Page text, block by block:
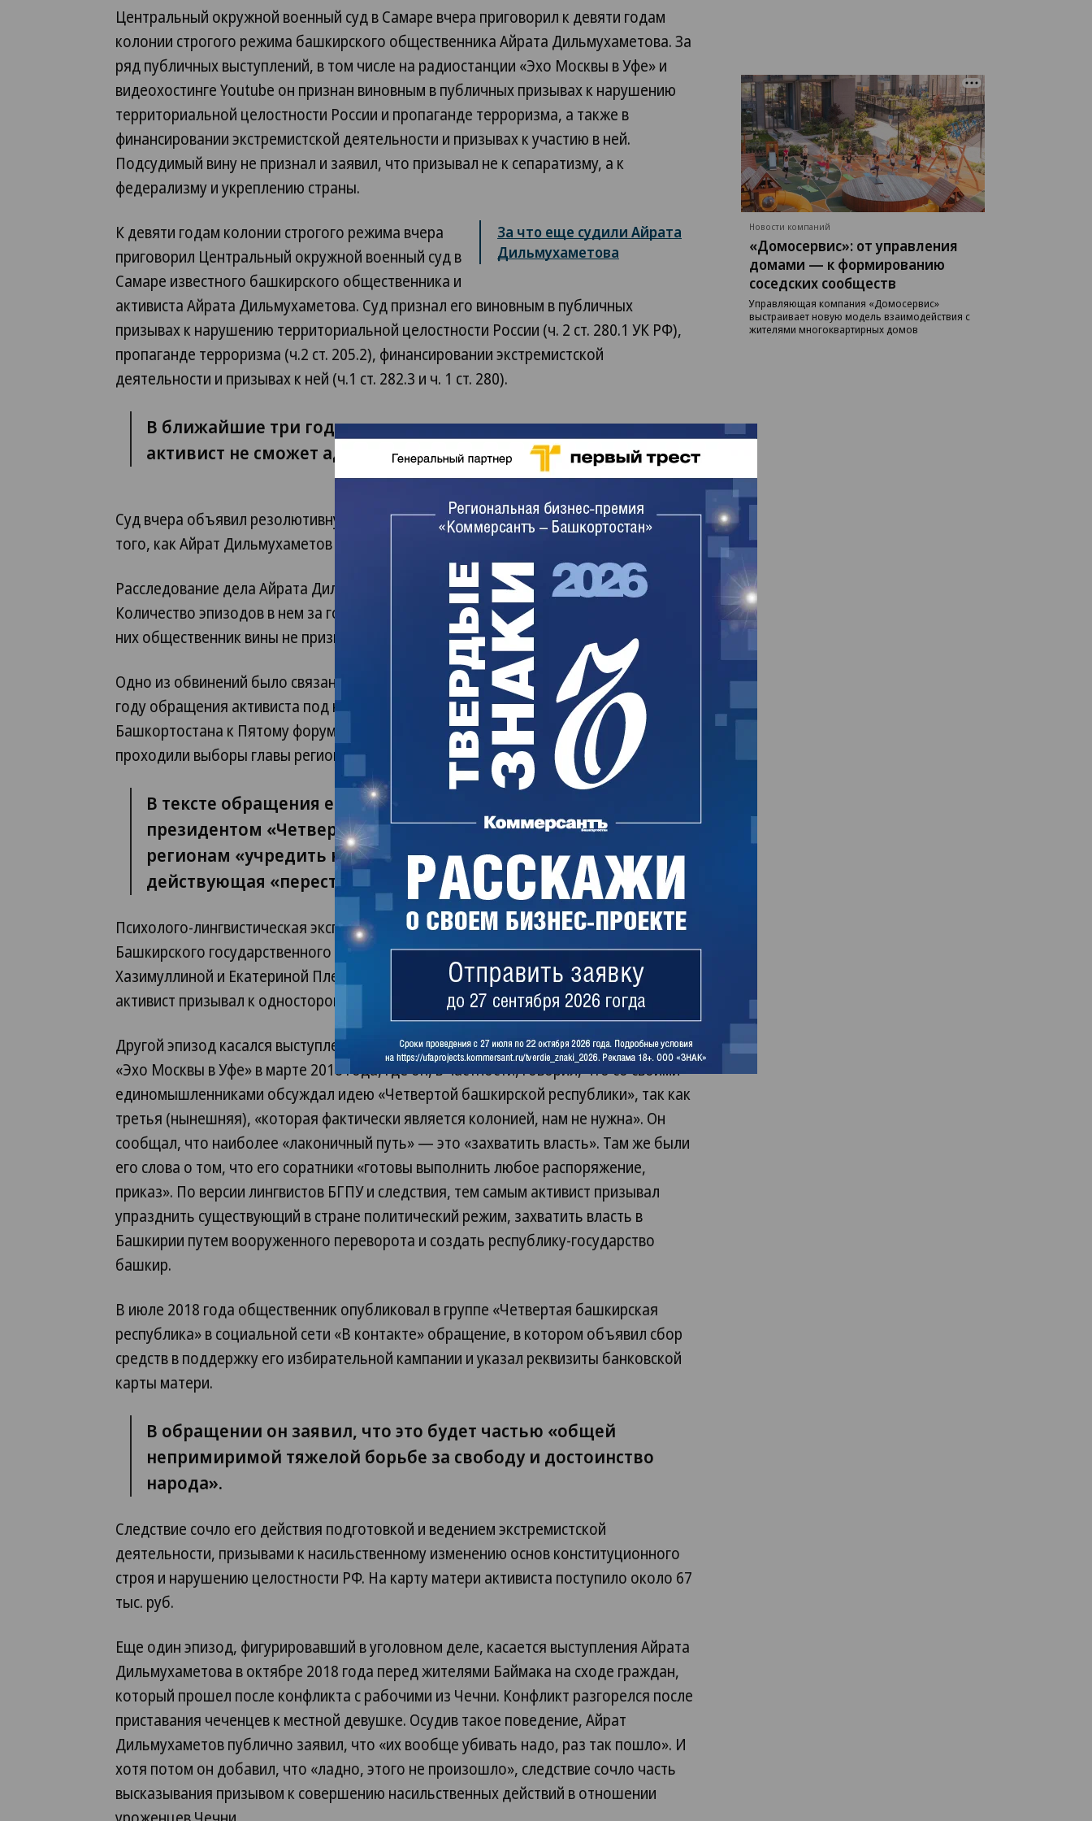
Центральный окружной военный суд в Самаре вчера приговорил к девяти годам
колонии строгого режима башкирского общественника Айрата Дильмухаметова. За
ряд публичных выступлений, в том числе на радиостанции «Эхо Москвы в Уфе» и
видеохостинге Youtube он признан виновным в публичных призывах к нарушению
территориальной целостности России и пропаганде терроризма, а также в
финансировании экстремистской деятельности и призывах к участию в ней.
Подсудимый вину не признал и заявил, что призывал не к сепаратизму, а к
федерализму и укреплению страны.
За что еще судили Айрата
Дильмухаметова
К девяти годам колонии строгого режима вчера
приговорил Центральный окружной военный суд в
Самаре известного башкирского общественника и
активиста Айрата Дильмухаметова. Суд признал его виновным в публичных
призывах к нарушению территориальной целостности России (ч. 2 ст. 280.1 УК РФ),
пропаганде терроризма (ч.2 ст. 205.2), финансировании экстремистской
деятельности и призывах к ней (ч.1 ст. 282.3 и ч. 1 ст. 280).
В ближайшие три года, согласно решению военного суда,
активист не сможет администрировать какие-либо сайты.
Суд вчера объявил резолютивную часть приговора через несколько часов после
того, как Айрат Дильмухаметов выступил с последним словом.
Расследование дела Айрата Дильмухаметова вело башкирское управление УФСБ.
Количество эпизодов в нем за год увеличилось с одного до пяти. Ни по одному из
них общественник вины не признал.
Одно из обвинений было связано с публикацией на видеохостинге Youtube в 2018
году обращения активиста под названием «Обращение кандидата в президенты
Башкортостана к Пятому форуму свободной России» (в Башкирии в том году
проходили выборы главы региона).
В тексте обращения его автор сообщал, что после избрания
президентом «Четвертой башкирской республики» предложит
регионам «учредить новую федерацию снизу», так как
действующая «перестала быть федерацией».
Психолого-лингвистическая экспертиза, проведенная по заказу УФСБ сотрудниками
Башкирского государственного педагогического университета (БГПУ) Еленой
Хазимуллиной и Екатериной Плехановой, сделала вывод, что в этом обращении
активист призывал к одностороннему выходу Башкирии из состава России.
Другой эпизод касался выступления Айрата Дильмухаметова в эфире радиостанции
«Эхо Москвы в Уфе» в марте 2018 года, где он, в частности, говорил, что со своими
единомышленниками обсуждал идею «Четвертой башкирской республики», так как
третья (нынешняя), «которая фактически является колонией, нам не нужна». Он
сообщал, что наиболее «лаконичный путь» — это «захватить власть». Там же были
его слова о том, что его соратники «готовы выполнить любое распоряжение,
приказ». По версии лингвистов БГПУ и следствия, тем самым активист призывал
упразднить существующий в стране политический режим, захватить власть в
Башкирии путем вооруженного переворота и создать республику-государство
башкир.
В июле 2018 года общественник опубликовал в группе «Четвертая башкирская
республика» в социальной сети «В контакте» обращение, в котором объявил сбор
средств в поддержку его избирательной кампании и указал реквизиты банковской
карты матери.
В обращении он заявил, что это будет частью «общей
непримиримой тяжелой борьбе за свободу и достоинство
народа».
Следствие сочло его действия подготовкой и ведением экстремистской
деятельности, призывами к насильственному изменению основ конституционного
строя и нарушению целостности РФ. На карту матери активиста поступило около 67
тыс. руб.
Еще один эпизод, фигурировавший в уголовном деле, касается выступления Айрата
Дильмухаметова в октябре 2018 года перед жителями Баймака на сходе граждан,
который прошел после конфликта с рабочими из Чечни. Конфликт разгорелся после
приставания чеченцев к местной девушке. Осудив такое поведение, Айрат
Дильмухаметов публично заявил, что «их вообще убивать надо, раз так пошло». И
хотя потом он добавил, что «ладно, этого не произошло», следствие сочло часть
высказывания призывом к совершению насильственных действий в отношении
Новости компаний
«Домосервис»: от управления
домами — к формированию
соседских сообществ
Управляющая компания «Домосервис»
выстраивает новую модель взаимодействия с
жителями многоквартирных домов